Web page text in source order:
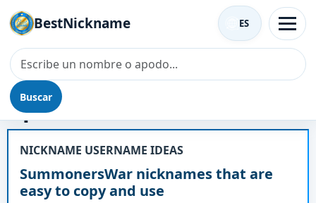
BestNickname
Buscar
ES
Apodo - SummonersWar
NICKNAME USERNAME IDEAS
SummonersWar nicknames that are
easy to copy and use